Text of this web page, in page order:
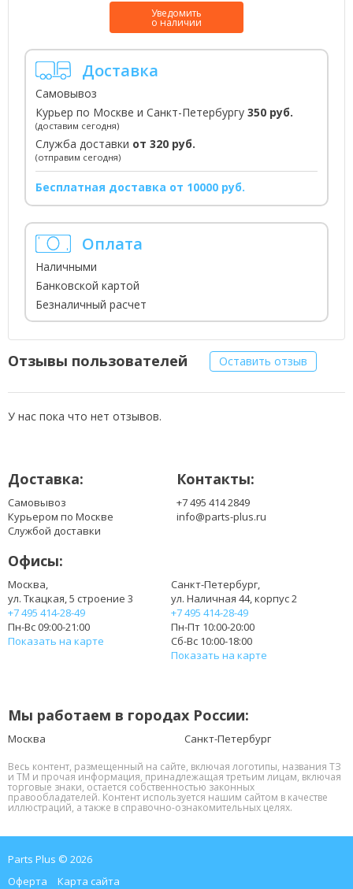
Уведомить
о наличии
Доставка
Самовывоз
Курьер по Москве и Санкт-Петербургу 350 руб.
(доставим сегодня)
Служба доставки от 320 руб.
(отправим сегодня)
Бесплатная доставка от 10000 руб.
Оплата
Наличными
Банковской картой
Безналичный расчет
Отзывы пользователей Оставить отзыв
У нас пока что нет отзывов.
Доставка:
Самовывоз
Курьером по Москве
Службой доставки
Контакты:
+7 495 414 2849
info@parts-plus.ru
Офисы:
Москва,
ул. Ткацкая, 5 строение 3
+7 495 414-28-49
Пн-Вс 09:00-21:00
Показать на карте
Санкт-Петербург,
ул. Наличная 44, корпус 2
+7 495 414-28-49
Пн-Пт 10:00-20:00
Сб-Вс 10:00-18:00
Показать на карте
Мы работаем в городах России:
Москва Санкт-Петербург
Весь контент, размещенный на сайте, включая логотипы, названия ТЗ
и ТМ и прочая информация, принадлежащая третьим лицам, включая
торговые знаки, остается собственностью законных
правообладателей. Контент используется нашим сайтом в качестве
иллюстраций, а также в справочно-ознакомительных целях.
Parts Plus © 2026
Оферта
Карта сайта